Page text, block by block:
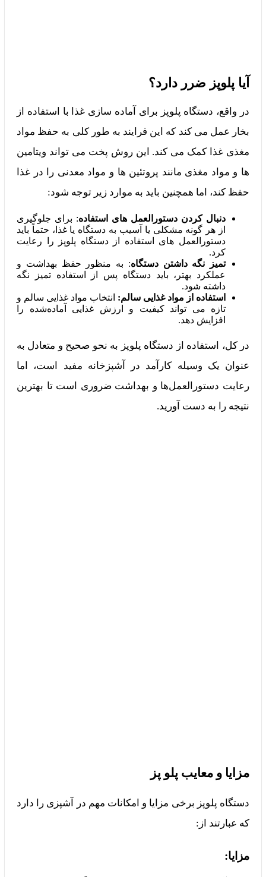
آیا پلوپز ضرر دارد؟
در واقع، دستگاه پلوپز برای آماده‌ سازی غذا با استفاده از
بخار عمل می‌ کند که این فرایند به طور کلی به حفظ مواد
مغذی غذا کمک می‌ کند. این روش پخت می‌ تواند ویتامین‌
ها و مواد مغذی مانند پروتئین‌ ها و مواد معدنی را در غذا
حفظ کند، اما همچنین باید به موارد زیر توجه شود:
دنبال کردن دستورالعمل‌ های استفاده: برای جلوگیری
از هر گونه مشکلی یا آسیب به دستگاه یا غذا، حتماً باید
دستورالعمل‌ های استفاده از دستگاه پلوپز را رعایت
کرد.
تمیز نگه داشتن دستگاه: به منظور حفظ بهداشت و
عملکرد بهتر، باید دستگاه پس از استفاده تمیز نگه
داشته شود.
استفاده از مواد غذایی سالم: انتخاب مواد غذایی سالم و
تازه می‌ تواند کیفیت و ارزش غذایی آماده‌شده را
افزایش دهد.
در کل، استفاده از دستگاه پلوپز به نحو صحیح و متعادل به
عنوان یک وسیله کارآمد در آشپزخانه مفید است، اما
رعایت دستورالعمل‌ها و بهداشت ضروری است تا بهترین
نتیجه را به‌ دست آورید.
مزایا و معایب پلو پز
دستگاه پلوپز برخی مزایا و امکانات مهم در آشپزی را دارد
که عبارتند از:
مزایا: